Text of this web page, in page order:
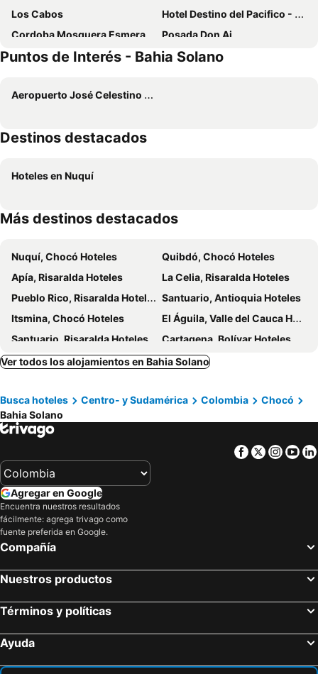
Los Cabos
Hotel Destino del Pacifico - Bahia Solano
Cordoba Mosquera Esmeralda Hostal Esmeralda
Posada Don Ai
Playa Alegre
Hotel coral Issa
Jardin Botanico Del Pacifico
Hotel Destinos Del Pacifico
Ecohotel Kipara
Mecana Ecohotel
Mapara Crab
Puntos de Interés - Bahia Solano
Aeropuerto José Celestino Mutis
Destinos destacados
Hoteles en Nuquí
Más destinos destacados
Nuquí, Chocó Hoteles
Quibdó, Chocó Hoteles
Apía, Risaralda Hoteles
La Celia, Risaralda Hoteles
Pueblo Rico, Risaralda Hoteles
Santuario, Antioquia Hoteles
Itsmina, Chocó Hoteles
El Águila, Valle del Cauca Hoteles
Santuario, Risaralda Hoteles
Cartagena, Bolívar Hoteles
Santa Marta, Magdalena Hoteles
San Andrés, San Andrés, Providencia and Santa Catalina Hoteles
Barranquilla, Atlántico Hoteles
Coveñas, Sucre Hoteles
Cali, Valle del Cauca Hoteles
Melgar, Tolima Hoteles
Ver todos los alojamientos en Bahia Solano
Busca hoteles Centro- y Sudamérica Colombia
Chocó
Bahia Solano
Facebook
Twitter
Agregar en Google
Encuentra nuestros resultados
fácilmente: agrega trivago como
fuente preferida en Google.
Compañía
Nuestros productos
Términos y políticas
Ayuda